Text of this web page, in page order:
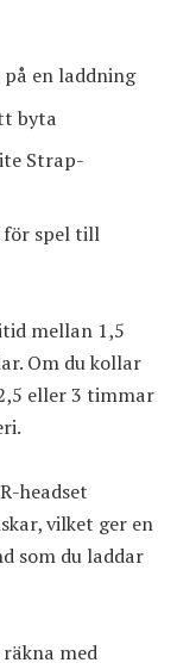
en laddning
byta
Strap-
för spel till
mellan 1,5
Om du kollar
eller 3 timmar
headset
vilket ger en
som du laddar
med